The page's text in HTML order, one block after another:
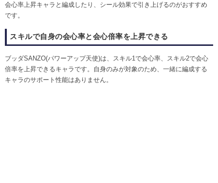
会心率上昇キャラと編成したり、シール効果で引き上げるのがおすすめ
です。
スキルで自身の会心率と会心倍率を上昇できる
ブッダSANZO(パワーアップ天使)は、スキル1で会心率、スキル2で会心
倍率を上昇できるキャラです。自身のみが対象のため、一緒に編成する
キャラのサポート性能はありません。